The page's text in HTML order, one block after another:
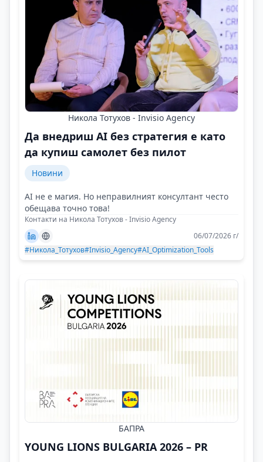
Никола Тотухов - Invisio Agency
Да внедриш AI без стратегия е като
да купиш самолет без пилот
Новини
AI не е магия. Но неправилният консултант често
обещава точно това!
Контакти на Никола Тотухов - Invisio Agency
06/07/2026 г/
#Никола_Тотухов#Invisio_Agency#AI_Optimization_Tools
БАПРА
YOUNG LIONS BULGARIA 2026 – PR